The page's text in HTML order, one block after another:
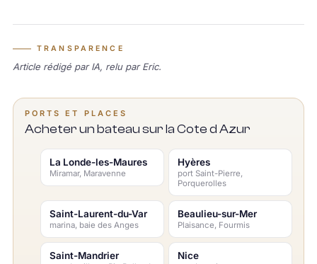
TRANSPARENCE
Article rédigé par IA, relu par Eric.
PORTS ET PLACES
Acheter un bateau sur la Cote d Azur
La Londe-les-Maures
Miramar, Maravenne
Hyères
port Saint-Pierre,
Porquerolles
Saint-Laurent-du-Var
marina, baie des Anges
Beaulieu-sur-Mer
Plaisance, Fourmis
Saint-Mandrier Nice